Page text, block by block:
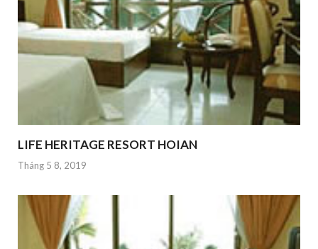
LIFE HERITAGE RESORT HOIAN
Tháng 5 8, 2019